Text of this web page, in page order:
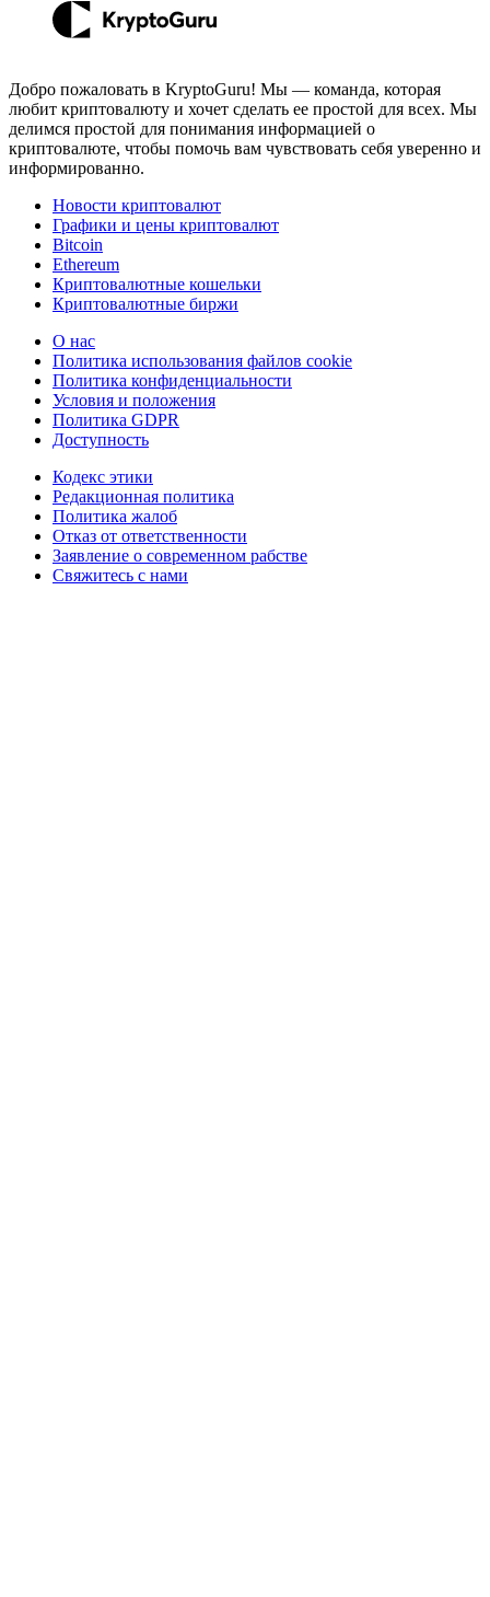
Добро пожаловать в KryptoGuru! Мы — команда, которая
любит криптовалюту и хочет сделать ее простой для всех. Мы
делимся простой для понимания информацией о
криптовалюте, чтобы помочь вам чувствовать себя уверенно и
информированно.
Новости криптовалют
Графики и цены криптовалют
Bitcoin
Ethereum
Криптовалютные кошельки
Криптовалютные биржи
О нас
Политика использования файлов cookie
Политика конфиденциальности
Условия и положения
Политика GDPR
Доступность
Кодекс этики
Редакционная политика
Политика жалоб
Отказ от ответственности
Заявление о современном рабстве
Свяжитесь с нами